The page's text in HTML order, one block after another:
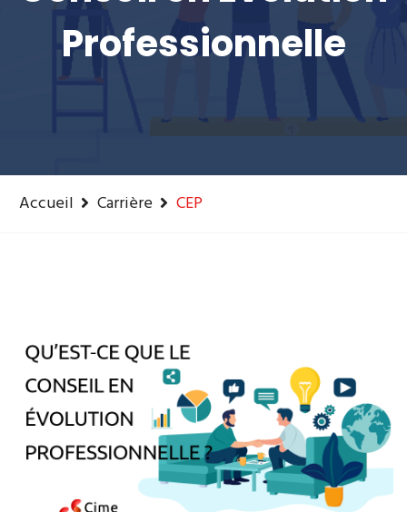
Professionnelle
Accueil Carrière CEP